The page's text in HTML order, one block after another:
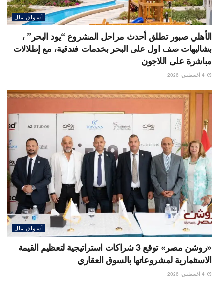
أسواق مال
الأهلي صبور تطلق أحدث مراحل المشروع “يود البحر” ،
بشاليهات صف اول على البحر بخدمات فندقية، مع إطلالات
مباشرة على اللاجون
أسواق مال
«روشن مصر» توقع 3 شراكات استراتيجية لتعظيم القيمة
الاستثمارية لمشروعاتها بالسوق العقاري